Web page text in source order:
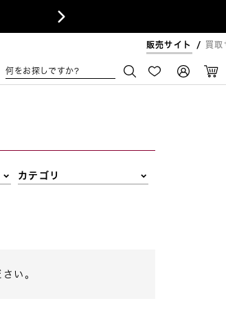

販売サイト 買取
何をお探しですか?
カテゴリ
い。